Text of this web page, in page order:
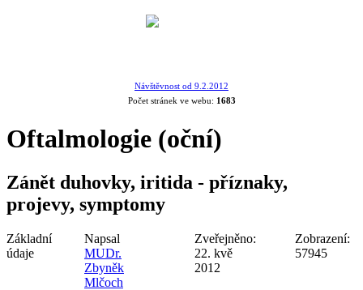
Návštěvnost od 9.2.2012
Počet stránek ve webu: 1683
Oftalmologie (oční)
Zánět duhovky, iritida - příznaky,
projevy, symptomy
Základní
údaje
Napsal
MUDr.
Zbyněk
Mlčoch
Zveřejněno:
22. kvě
2012
Zobrazení:
57945